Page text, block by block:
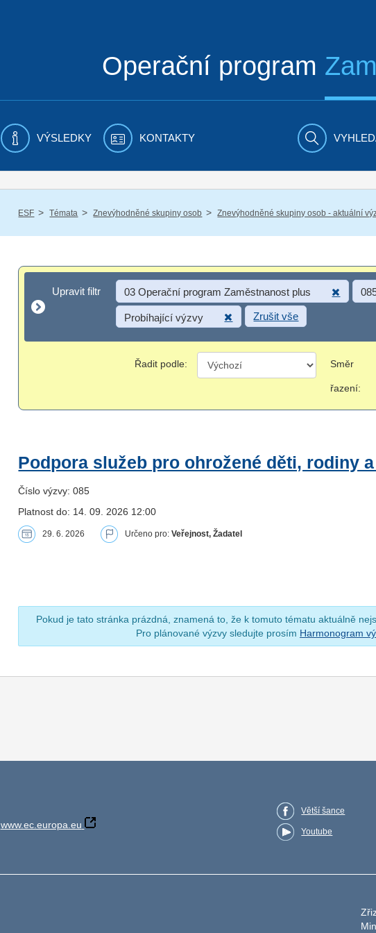
Operační program
VÝSLEDKY KONTAKTY
ESF / Témata / Znevýhodněné skupiny osob / Znevýhodněné skupiny osob - aktuální
Upravit filtr
Upravit filtr 03 Operační program Zaměstnanost plus
Probíhající výzvy Zrušit vše
Řadit podle: Směr
řazení:
Podpora služeb pro ohrožené děti, rodiny
Číslo výzvy: 085
Platnost do: 14. 09. 2026 12:00
29. 6. 2026 Určeno pro:Veřejnost, Žadatel
Pokud je tato stránka prázdná, znamená to, že k tomuto tématu aktuálně
Pro plánované výzvy sledujte prosím Harmonogram
www.ec.europa.eu
Větší šance
Youtube